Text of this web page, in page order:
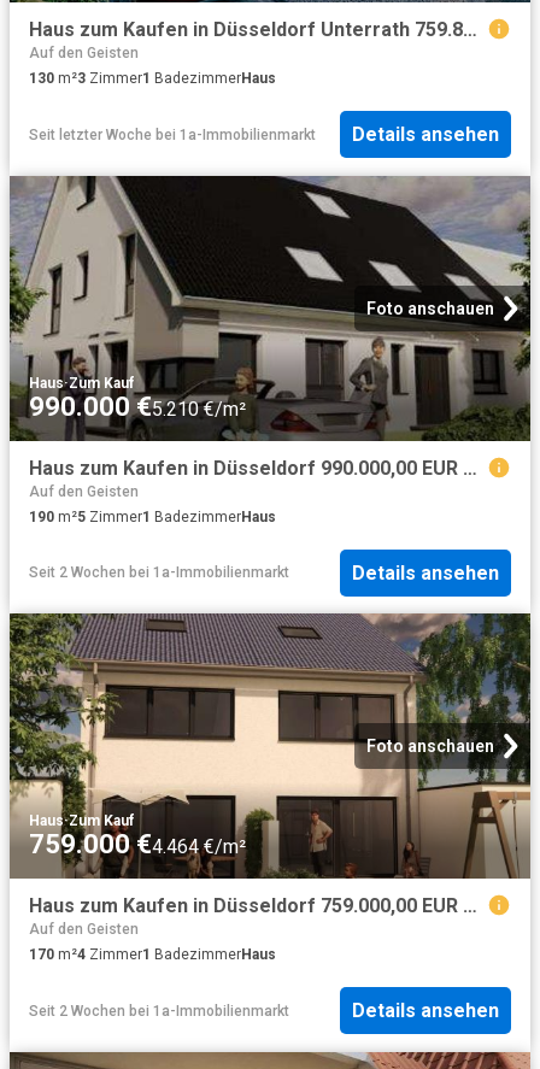
Haus zum Kaufen in Düsseldorf Unterrath 759.850,00 EUR 130 m²
Auf den Geisten
130 m²3 Zimmer1 BadezimmerHaus
Seit letzter Woche bei 1a-Immobilienmarkt Details ansehen
Foto anschauen
Haus·Zum Kauf
990.000 €5.210 €/m²
Haus zum Kaufen in Düsseldorf 990.000,00 EUR 190 m²
Auf den Geisten
190 m²5 Zimmer1 BadezimmerHaus
Seit 2 Wochen bei 1a-Immobilienmarkt Details ansehen
Foto anschauen
Haus·Zum Kauf
759.000 €4.464 €/m²
Haus zum Kaufen in Düsseldorf 759.000,00 EUR 170 m²
Auf den Geisten
170 m²4 Zimmer1 BadezimmerHaus
Seit 2 Wochen bei 1a-Immobilienmarkt Details ansehen